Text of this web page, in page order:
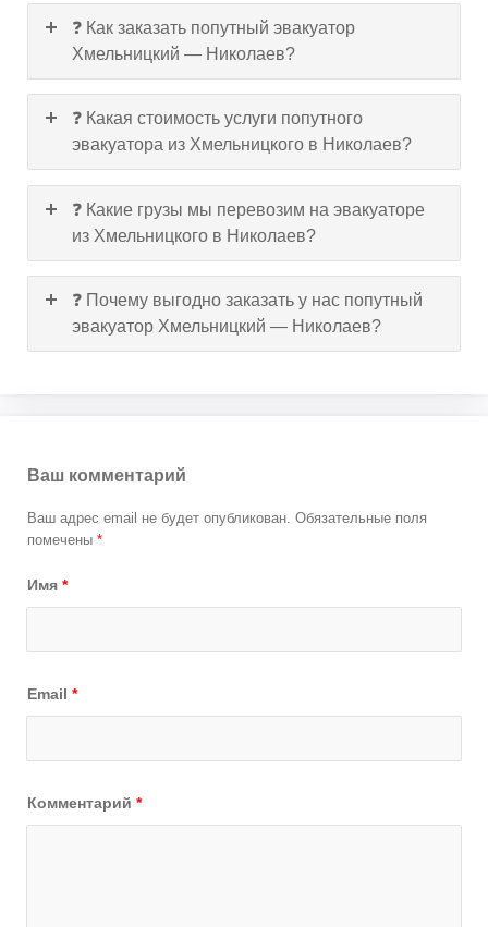
❓ Как заказать попутный эвакуатор
Хмельницкий — Николаев?
❓ Какая стоимость услуги попутного
эвакуатора из Хмельницкого в Николаев?
❓ Какие грузы мы перевозим на эвакуаторе
из Хмельницкого в Николаев?
❓ Почему выгодно заказать у нас попутный
эвакуатор Хмельницкий — Николаев?
Ваш комментарий
Ваш адрес email не будет опубликован. Обязательные поля
помечены *
Имя *
Email *
Комментарий *